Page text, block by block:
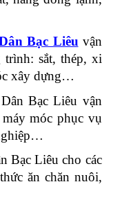
Bạc Liêu vận
trình: sắt, thép, xi
xây dựng…
Bạc Liêu vận
móc phục vụ
Bạc Liêu cho các
ăn chăn nuôi,